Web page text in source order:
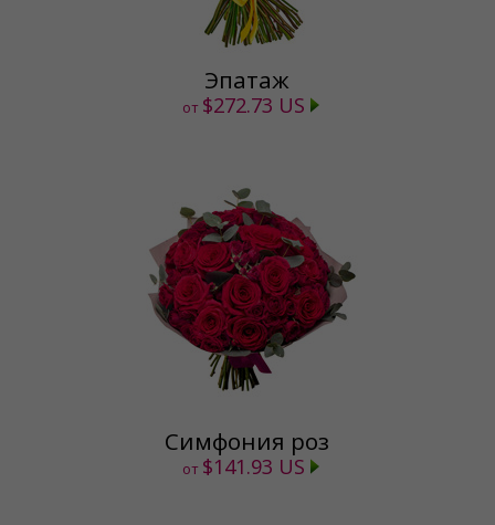
Эпатаж
от $272.73 US
Симфония роз
от $141.93 US